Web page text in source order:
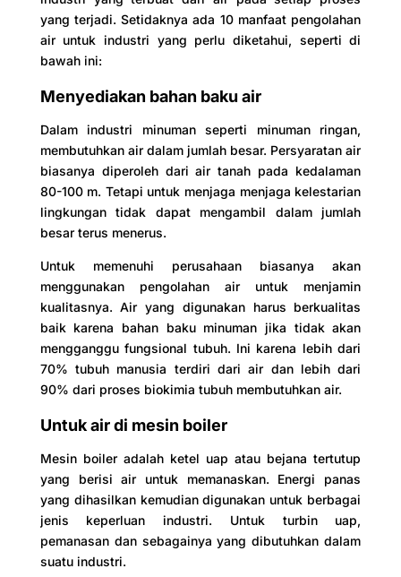
yang terjadi. Setidaknya ada 10 manfaat pengolahan
air untuk industri yang perlu diketahui, seperti di
bawah ini:
Menyediakan bahan baku air
Dalam industri minuman seperti minuman ringan,
membutuhkan air dalam jumlah besar. Persyaratan air
biasanya diperoleh dari air tanah pada kedalaman
80-100 m. Tetapi untuk menjaga menjaga kelestarian
lingkungan tidak dapat mengambil dalam jumlah
besar terus menerus.
Untuk memenuhi perusahaan biasanya akan
menggunakan pengolahan air untuk menjamin
kualitasnya. Air yang digunakan harus berkualitas
baik karena bahan baku minuman jika tidak akan
mengganggu fungsional tubuh. Ini karena lebih dari
70% tubuh manusia terdiri dari air dan lebih dari
90% dari proses biokimia tubuh membutuhkan air.
Untuk air di mesin boiler
Mesin boiler adalah ketel uap atau bejana tertutup
yang berisi air untuk memanaskan. Energi panas
yang dihasilkan kemudian digunakan untuk berbagai
jenis keperluan industri. Untuk turbin uap,
pemanasan dan sebagainya yang dibutuhkan dalam
suatu industri.